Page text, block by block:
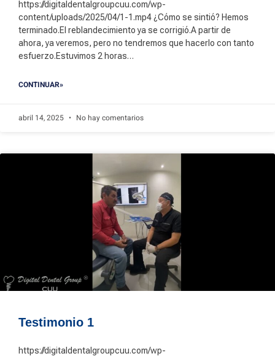
https://digitaldentalgroupcuu.com/wp-
content/uploads/2025/04/1-1.mp4 ¿Cómo se sintió? Hemos
terminado.El reblandecimiento ya se corrigió.A partir de
ahora, ya veremos, pero no tendremos que hacerlo con tanto
esfuerzo.Estuvimos 2 horas…
CONTINUAR»
abril 14, 2025 No hay comentarios
Testimonio 1
https://digitaldentalgroupcuu.com/wp-